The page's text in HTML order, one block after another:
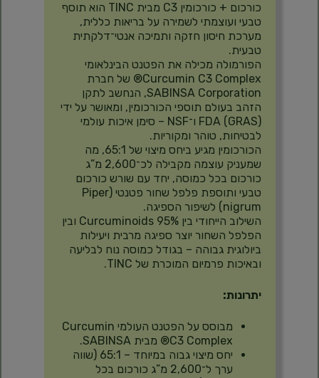
כורכום + כורכומין C3 מבית TINC הוא תוסף
טבעי ועוצמתי לשמירה על בריאות כללית,
מערכת חיסון חזקה ותמיכה אנטי־דלקתית
טבעית.
הפורמולה מכילה את הפטנט הבינלאומי
Curcumin C3 Complex® של חברת
SABINSA Corporation, הנחשב לתקן
הזהב בעולם תוספי הכורכומין, ומאושר על ידי
FDA (GRAS) ו־NSF – סימן איכות עולמי
לבטיחות, טוהר ומקוריות.
הכורכומין מגיע ביחס מיצוי של 65:1, מה
שמעניק עוצמה מקבילה לכ־2,600 מ”ג
כורכום בכל כמוסה, יחד עם שורש כורכום
טבעי ותוספת פלפל שחור פטנטי (Piper
nigrum) לשיפור הספיגה.
השילוב הייחודי בין Curcuminoids 95% ובין
הפלפל השחור יוצר ספיגה מרבית ויעילות
ביולוגית גבוהה – בגודל כמוסה נוח לבליעה
ובאיכות פרמיום המוכרת של TINC.
יתרונות:
מבוסס על הפטנט העולמי Curcumin
C3 Complex® מבית SABINSA.
יחס מיצוי גבוה במיוחד – 65:1 (שווה
ערך ל־2,600 מ”ג כורכום בכל